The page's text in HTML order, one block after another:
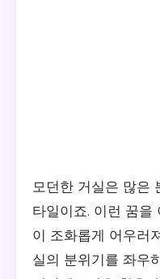
모던한 거실은 많은
타일이죠. 이런 꿈을
이 조화롭게 어우러
실의 분위기를 좌우